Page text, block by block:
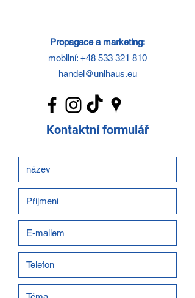
Propagace a marketing:
mobilní: +48 533 321 810
handel@unihaus.eu
Kontaktní formulář